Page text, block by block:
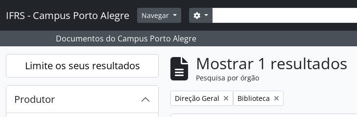
IFRS - Campus Porto Alegre Navegar Pesquisar
Opções de busca
Documentos do Campus Porto Alegre
Limite os seus resultados
Produtor
Mostrar 1 resultados
Pesquisa por órgão
Remover filtro:
Direção Geral Remover filtro:
Biblioteca